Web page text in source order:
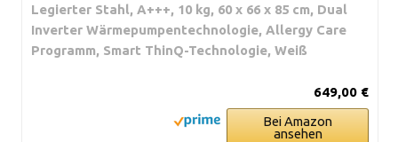
Legierter Stahl, A+++, 10 kg, 60 x 66 x 85 cm, Dual
Inverter Wärmepumpentechnologie, Allergy Care
Programm, Smart ThinQ-Technologie, Weiß
649,00 €
Bei Amazon
ansehen